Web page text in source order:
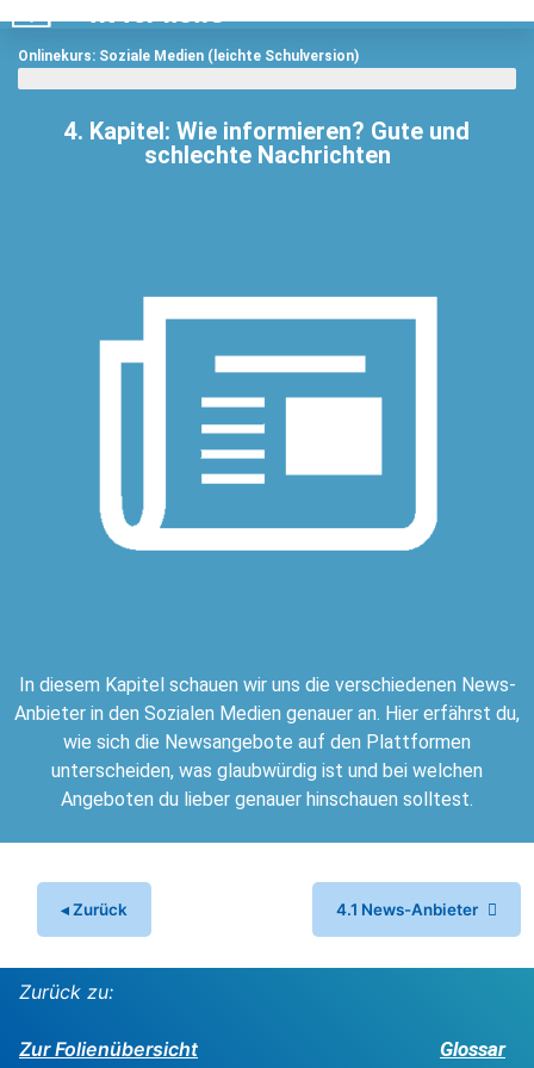
Onlinekurs: Soziale Medien (leichte Schulversion)
4. Kapitel: Wie informieren? Gute und
schlechte Nachrichten
In diesem Kapitel schauen wir uns die verschiedenen News-
Anbieter in den Sozialen Medien genauer an. Hier erfährst du,
wie sich die Newsangebote auf den Plattformen
unterscheiden, was glaubwürdig ist und bei welchen
Angeboten du lieber genauer hinschauen solltest.
4.1 News-Anbieter
Zurück zu:
Glossar